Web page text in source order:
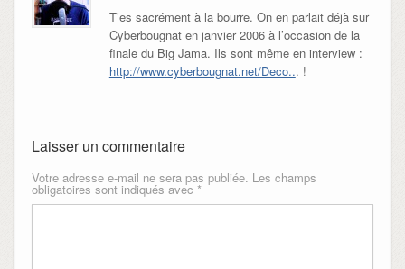
T’es sacrément à la bourre. On en parlait déjà sur
Cyberbougnat en janvier 2006 à l’occasion de la
finale du Big Jama. Ils sont même en interview :
http://www.cyberbougnat.net/Deco... !
Laisser un commentaire
Votre adresse e-mail ne sera pas publiée. Les champs
obligatoires sont indiqués avec *